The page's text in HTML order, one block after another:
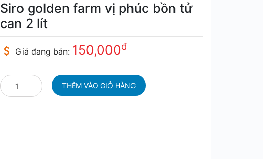
Siro golden farm vị phúc bồn tử
can 2 lít
Giá đang bán: 150,000đ